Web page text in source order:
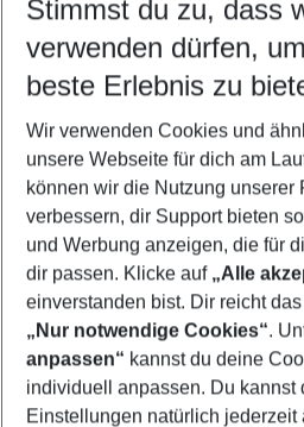
Wähle deinen Reisezeitraum
5-8
2 Erwachsene Keine Kinder
Mehr Filter
Footer
Footer navigation
Über uns
Stimmst du zu, dass
verwenden dürfen,
beste Erlebnis zu
Wir verwenden Cookies und
unsere Webseite für dich am
können wir die Nutzung unserer
verbessern, dir Support bieten
und Werbung anzeigen, die für
dir passen. Klicke auf „Alle
einverstanden bist. Dir reicht
„Nur notwendige Cookies“.
anpassen“ kannst du deine
individuell anpassen. Du kannst
Einstellungen natürlich jederzeit